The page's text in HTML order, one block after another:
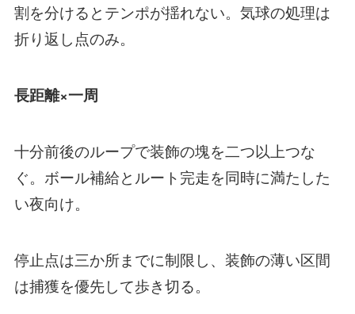
割を分けるとテンポが揺れない。気球の処理は
折り返し点のみ。
長距離×一周
十分前後のループで装飾の塊を二つ以上つな
ぐ。ボール補給とルート完走を同時に満たした
い夜向け。
停止点は三か所までに制限し、装飾の薄い区間
は捕獲を優先して歩き切る。